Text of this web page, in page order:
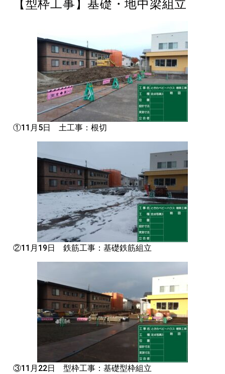
【型枠工事】基礎・地中梁組立
①11月5日 土工事：根切
②11月19日 鉄筋工事：基礎鉄筋組立
③11月22日 型枠工事：基礎型枠組立